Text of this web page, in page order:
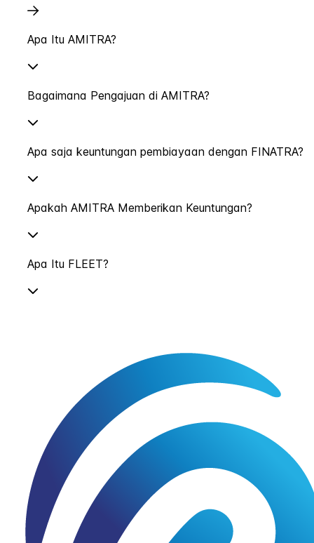
Apa Itu AMITRA?
Bagaimana Pengajuan di AMITRA?
Apa saja keuntungan pembiayaan dengan FINATRA?
Apakah AMITRA Memberikan Keuntungan?
Apa Itu FLEET?